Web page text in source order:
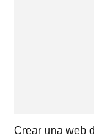
Crear una web